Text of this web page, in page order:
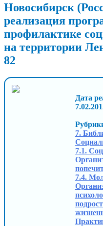
Новосибирск
реализация
профилактике
на территории
82
Дата
7.
7.1.
7.4.